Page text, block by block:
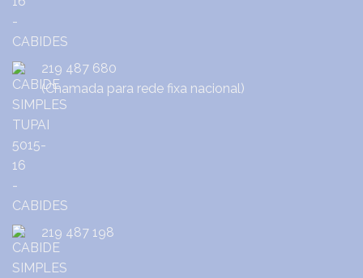
219 487 680
(Chamada para rede fixa nacional)
219 487 198